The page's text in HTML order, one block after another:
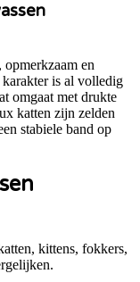
en
is al volledig
omgaat met drukte
katten zijn zelden
stabiele band op
kittens, fokkers,